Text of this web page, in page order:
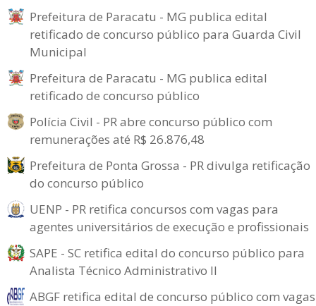
Prefeitura de Paracatu - MG publica edital
retificado de concurso público para Guarda Civil
Municipal
Prefeitura de Paracatu - MG publica edital
retificado de concurso público
Polícia Civil - PR abre concurso público com
remunerações até R$ 26.876,48
Prefeitura de Ponta Grossa - PR divulga retificação
do concurso público
UENP - PR retifica concursos com vagas para
agentes universitários de execução e profissionais
SAPE - SC retifica edital do concurso público para
Analista Técnico Administrativo II
ABGF retifica edital de concurso público com vagas